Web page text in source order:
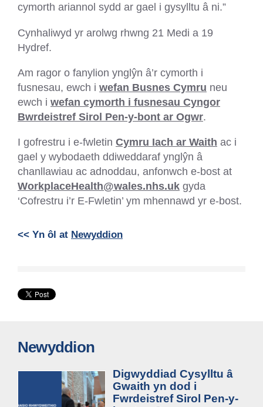
cymorth ariannol sydd ar gael i gysylltu â ni.”
Cynhaliwyd yr arolwg rhwng 21 Medi a 19
Hydref.
Am ragor o fanylion ynglŷn â’r cymorth i
fusnesau, ewch i wefan Busnes Cymru neu
ewch i wefan cymorth i fusnesau Cyngor
Bwrdeistref Sirol Pen-y-bont ar Ogwr.
I gofrestru i e-fwletin Cymru Iach ar Waith ac i
gael y wybodaeth ddiweddaraf ynglŷn â
chanllawiau ac adnoddau, anfonwch e-bost at
WorkplaceHealth@wales.nhs.uk gyda
‘Cofrestru i’r E-Fwletin’ ym mhennawd yr e-bost.
<< Yn ôl at Newyddion
Newyddion
Digwyddiad Cysylltu â
Gwaith yn dod i
Fwrdeistref Sirol Pen-y-